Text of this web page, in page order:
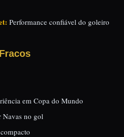
Performance confiável do goleiro
em Copa do Mundo
no gol